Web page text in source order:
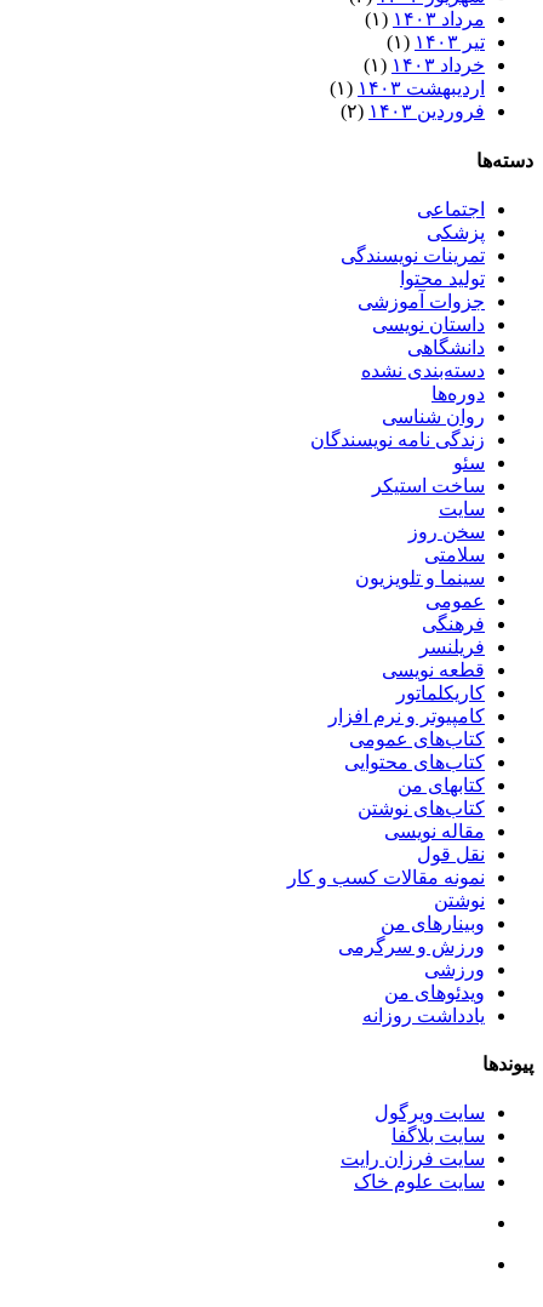
مرداد ۱۴۰۳
(۱)
تیر ۱۴۰۳
(۱)
خرداد ۱۴۰۳
(۱)
اردیبهشت ۱۴۰۳
(۱)
فروردین ۱۴۰۳
(۲)
دسته‌ها
اجتماعی
پزشکی
تمرینات نویسندگی
تولید محتوا
جزوات آموزشی
داستان نویسی
دانشگاهی
دسته‌بندی نشده
دوره‌ها
روان شناسی
زندگی نامه نویسندگان
سئو
ساخت استیکر
سایت
سخن روز
سلامتی
سینما و تلویزیون
عمومی
فرهنگی
فریلنسر
قطعه نویسی
کاریکلماتور
کامپیوتر و نرم افزار
کتاب‌های عمومی
کتاب‌های محتوایی
کتابهای من
کتاب‌های نوشتن
مقاله نویسی
نقل قول
نمونه مقالات کسب و کار
نوشتن
وبینارهای من
ورزش و سرگرمی
ورزشی
ویدئوهای من
یادداشت روزانه
پیوندها
سایت ویرگول
سایت بلاگفا
سایت فرزان رایت
سایت علوم خاک